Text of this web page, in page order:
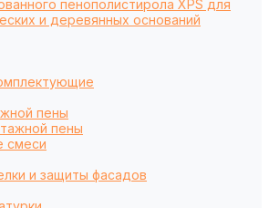
пенополистирола XPS для
и деревянных оснований
пены
пены
смеси
и защиты фасадов